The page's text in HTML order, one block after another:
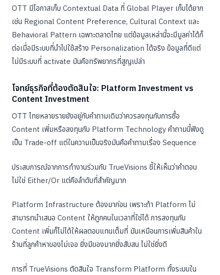
OTT มีโอกาสเก็บ Contextual Data ที่ Global Player เก็บได้ยาก
เช่น Regional Content Preference, Cultural Context และ
Behavioral Pattern เฉพาะตลาดไทย แต่ข้อมูลเหล่านี้จะมีมูลค่าได้ก็
ต่อเมื่อมีระบบที่นำไปใช้สร้าง Personalization ได้จริง ข้อมูลที่ดีแต่
ไม่มีระบบที่ activate มันคือทรัพยากรที่สูญเปล่า
โจทย์ธุรกิจที่ต้องตัดสินใจ: Platform Investment vs
Content Investment
OTT ไทยหลายรายยังอยู่กับคำถามเดิมว่าควรลงทุนกับการซื้อ
Content เพิ่มหรือลงทุนกับ Platform Technology คำถามนี้ฟังดู
เป็น Trade-off แต่ในความเป็นจริงมันคือคำถามเรื่อง Sequence
ประสบการณ์จากการทำงานร่วมกับ TrueVisions ชี้ให้เห็นว่าคำตอบ
ไม่ใช่ Either/Or แต่คือลำดับที่สำคัญมาก
Platform Infrastructure ต้องมาก่อน เพราะถ้า Platform ไม่
สามารถนำเสนอ Content ให้ถูกคนในเวลาที่ใช่ได้ การลงทุนกับ
Content เพิ่มก็ไม่ได้ให้ผลตอบแทนเต็มที่ มันเหมือนการเพิ่มสินค้าใน
ร้านที่ลูกค้าหาของไม่เจอ ยิ่งมีของมากยิ่งสับสน ไม่ใช่ยิ่งดี
การที่ TrueVisions ตัดสินใจ Transform Platform ทั้งระบบใน